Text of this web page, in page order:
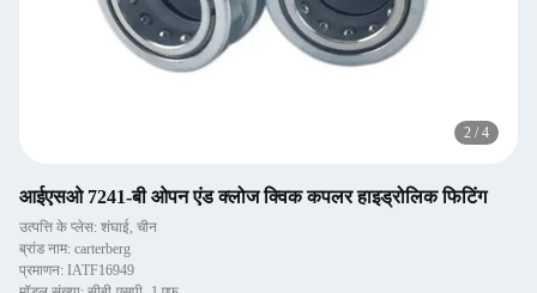
2 / 4
आईएसओ 7241-बी ओपन एंड क्लोज क्विक कपलर हाइड्रोलिक फिटिंग
उत्पत्ति के प्लेस: शंघाई, चीन
ब्रांड नाम: carterberg
प्रमाणन: IATF16949